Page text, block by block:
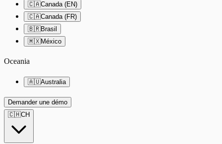
🇨🇦Canada (EN)
🇨🇦Canada (FR)
🇧🇷Brasil
🇲🇽México
Oceania
🇦🇺Australia
Demander une démo
🇨🇭CH